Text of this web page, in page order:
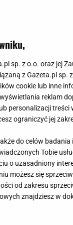
sp. z o.o. oraz jej
z Gazeta.pl
cookie lub inne
reklam
personalizacji
ograniczyć jej
do celów
Tobie
o uzasadniony
możesz się
od zakresu
znajdziesz w